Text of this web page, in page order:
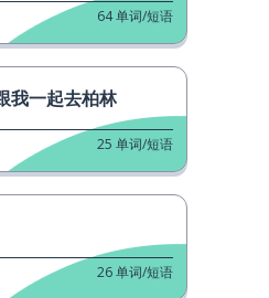
64单词/短语
我一起去柏林
25 单词/短语
26单词/短语